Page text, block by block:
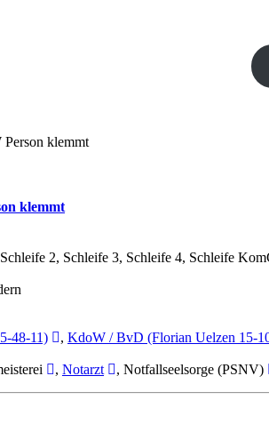
klemmt
klemmt
2, Schleife 3, Schleife 4, Schleife
48-11) , KdoW / BvD (Florian Uelzen 15-
, Notarzt , Notfallseelsorge (PSNV)